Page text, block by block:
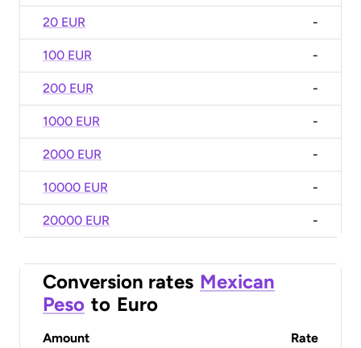
20 EUR -
100 EUR -
200 EUR -
1000 EUR -
2000 EUR -
10000 EUR -
20000 EUR -
Conversion rates Mexican
Peso to Euro
Amount Rate